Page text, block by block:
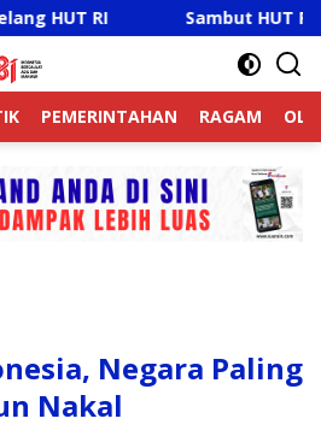
Sambut HUT RI Ke-81, Ricky
PEMERINTAHAN RAGAM
Negara Paling
Nakal